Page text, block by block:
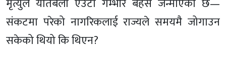
मृत्युले यतिबेला एउटा गम्भीर बहस जन्माएको छ—
संकटमा परेको नागरिकलाई राज्यले समयमै जोगाउन
सकेको थियो कि थिएन?